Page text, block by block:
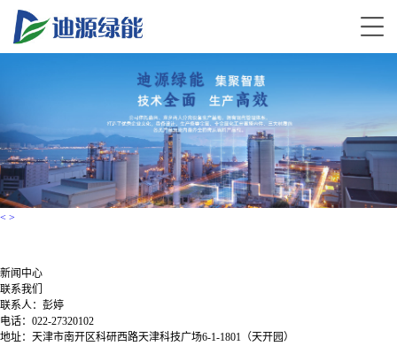
< >
新闻中心
联系我们
联系人：彭婷
电话：022-27320102
地址：天津市南开区科研西路天津科技广场6-1-1801（天开园）